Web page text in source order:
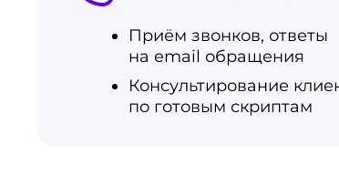
Приём звонков, ответы
на email обращения
Консультирование
по готовым скриптам